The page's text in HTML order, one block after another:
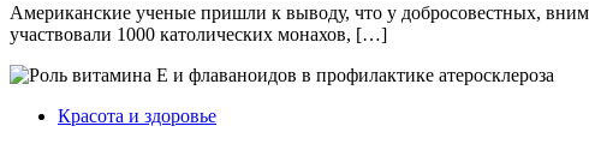
Американские ученые пришли к выводу, что у добросовестных,
участвовали 1000 католических монахов, […]
Красота и здоровье